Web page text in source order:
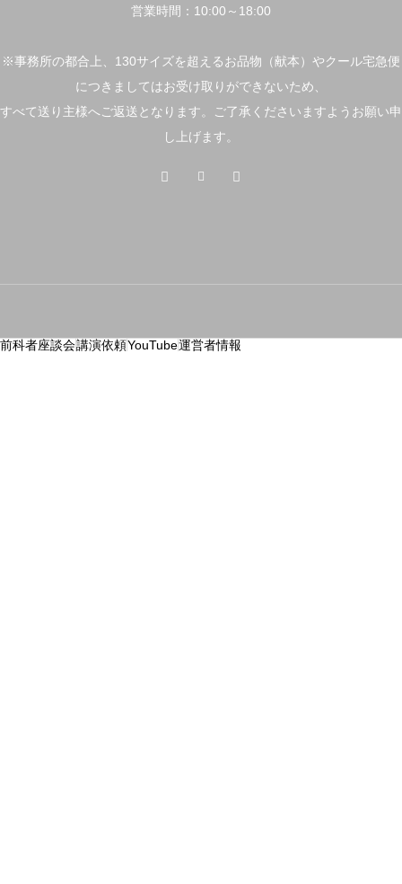
営業時間：10:00～18:00
※事務所の都合上、130サイズを超えるお品物（献本）やクール宅急便
につきましてはお受け取りができないため、
すべて送り主様へご返送となります。ご了承くださいますようお願い申
し上げます。
前科者座談会講演依頼YouTube運営者情報